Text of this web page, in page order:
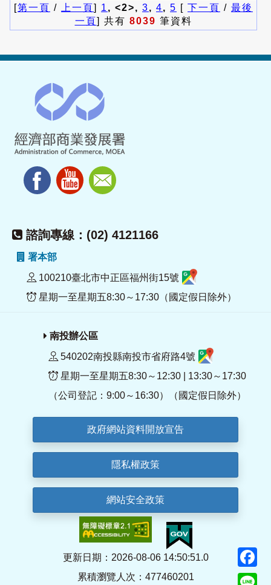
[第一頁 / 上一頁] 1 , <2>, 3, 4, 5 [ 下一頁 / 最後
一頁] 共有 8039 筆資料
諮詢專線：(02) 4121166
署本部
100210臺北市中正區福州街15號
星期一至星期五8:30～17:30（國定假日除外）
南投辦公區
540202南投縣南投市省府路4號
星期一至星期五8:30～12:30 | 13:30～17:30
（公司登記：9:00～16:30）（國定假日除外）
政府網站資料開放宣告
隱私權政策
網站安全政策
更新日期：2026-08-06 14:50:51.0
累積瀏覽人次：477460201